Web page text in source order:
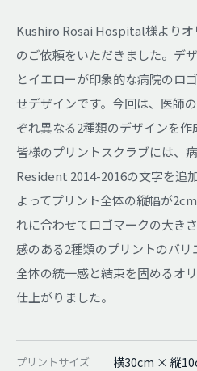
Kushiro Rosai Hospital様より
のご依頼をいただきました。デ
とイエローが印象的な病院のロ
せデザインです。今回は、医師
ぞれ異なる2種類のデザインを
皆様のプリントスクラブには、
Resident 2014-2016の文字を追
よってプリント全体の縦幅が
れに合わせてロゴマークの大き
感のある2種類のプリントのバ
全体の統一感と結束を固めるオ
仕上がりました。
プリントサイズ 横30cm × 縦